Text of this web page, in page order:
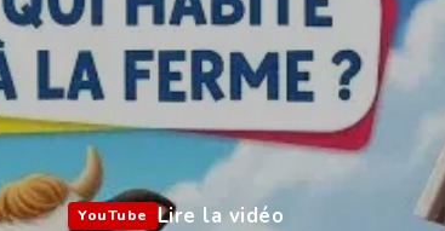
YouTube Lire la vidéo